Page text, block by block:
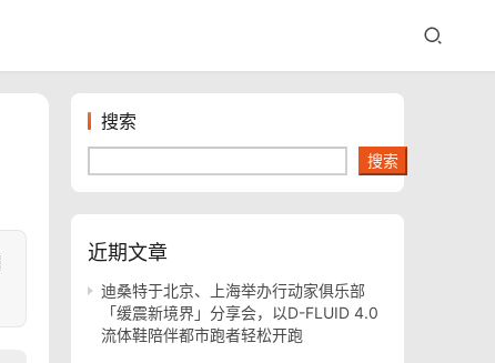
搜索
搜索
近期文章
迪桑特于北京、上海举办行动家俱乐部
「缓震新境界」分享会，以D-FLUID 4.0
流体鞋陪伴都市跑者轻松开跑